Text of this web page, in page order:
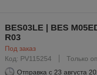
BES03LE | BES
R03
Под заказ
Код: PV115254
Только
Отправка с 23 августа